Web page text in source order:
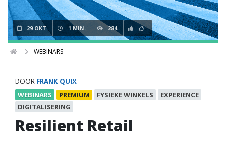
29 OKT 1 MIN. 284
WEBINARS
DOOR FRANK QUIX
WEBINARS
PREMIUM FYSIEKE WINKELS
EXPERIENCE
DIGITALISERING
Resilient Retail